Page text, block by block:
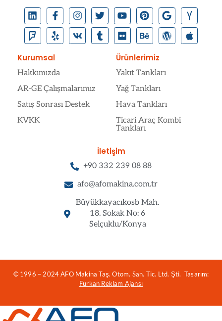
Kurumsal
Hakkımızda
AR-GE Çalışmalarımız
Satış Sonrası Destek
KVKK
Ürünlerimiz
Yakıt Tankları
Yağ Tankları
Hava Tankları
Ticari Araç Kombi
Tankları
İletişim
+90 332 239 08 88
afo@afomakina.com.tr
Büyükkayacıkosb Mah.
18. Sokak No: 6
Selçuklu/Konya
© 1996 – 2024 AFO Makina Taş. Otom. San. Tic. Ltd. Şti. Tasarım:
Furkan Reklam Ajansı